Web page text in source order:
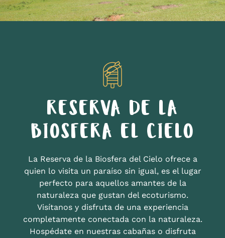
RESERVA DE LA
BIOSFERA EL CIELO
La Reserva de la Biosfera del Cielo ofrece a
quien lo visita un paraíso sin igual, es el lugar
perfecto para aquellos amantes de la
naturaleza que gustan del ecoturismo.
Visítanos y disfruta de una experiencia
completamente conectada con la naturaleza.
Hospédate en nuestras cabañas o disfruta